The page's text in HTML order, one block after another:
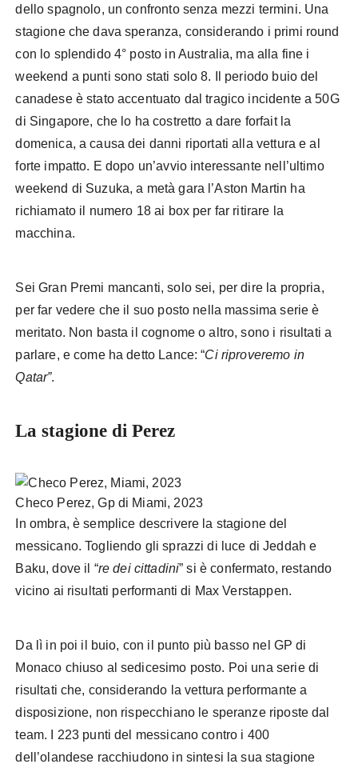
dello spagnolo, un confronto senza mezzi termini. Una
stagione che dava speranza, considerando i primi round
con lo splendido 4° posto in Australia, ma alla fine i
weekend a punti sono stati solo 8. Il periodo buio del
canadese è stato accentuato dal tragico incidente a 50G
di Singapore, che lo ha costretto a dare forfait la
domenica, a causa dei danni riportati alla vettura e al
forte impatto. E dopo un’avvio interessante nell’ultimo
weekend di Suzuka, a metà gara l’Aston Martin ha
richiamato il numero 18 ai box per far ritirare la
macchina.
Sei Gran Premi mancanti, solo sei, per dire la propria,
per far vedere che il suo posto nella massima serie è
meritato. Non basta il cognome o altro, sono i risultati a
parlare, e come ha detto Lance: “Ci riproveremo in
Qatar”.
La stagione di Perez
Checo Perez, Gp di Miami, 2023
In ombra, è semplice descrivere la stagione del
messicano. Togliendo gli sprazzi di luce di Jeddah e
Baku, dove il “re dei cittadini” si è confermato, restando
vicino ai risultati performanti di Max Verstappen.
Da lì in poi il buio, con il punto più basso nel GP di
Monaco chiuso al sedicesimo posto. Poi una serie di
risultati che, considerando la vettura performante a
disposizione, non rispecchiano le speranze riposte dal
team. I 223 punti del messicano contro i 400
dell’olandese racchiudono in sintesi la sua stagione